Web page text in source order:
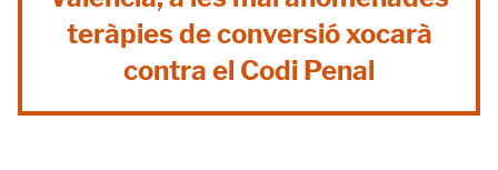
teràpies de conversió xocarà
contra el Codi Penal